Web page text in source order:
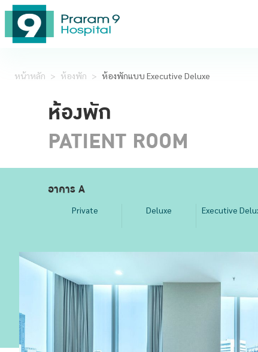
หน้าหลัก > ห้องพัก > ห้องพักแบบ Executive Deluxe
ห้องพัก
PATIENT ROOM
อาคาร A
Private Deluxe Executive